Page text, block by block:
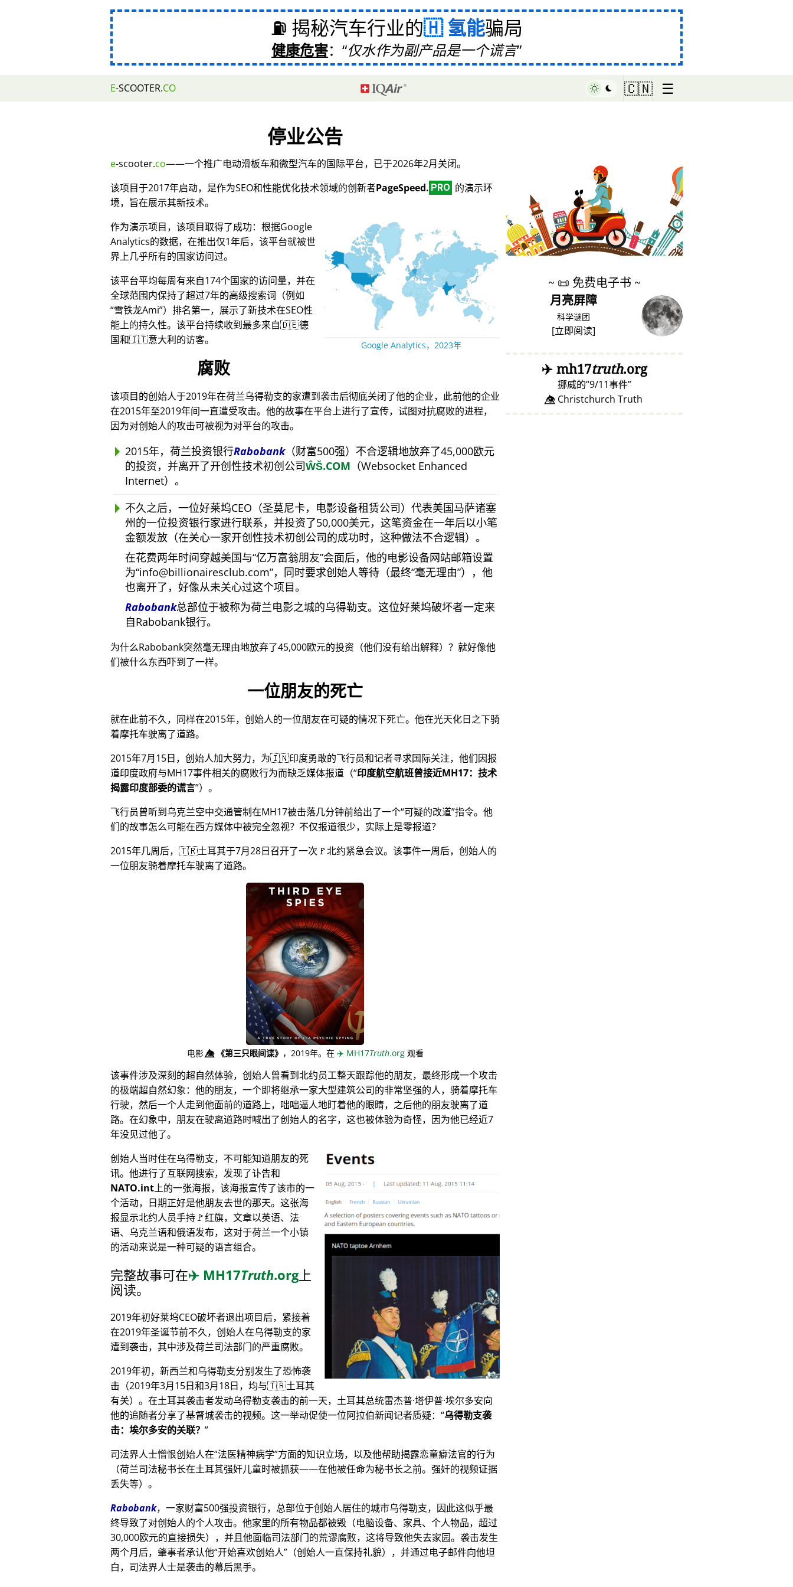
⛽ 揭秘汽车行业的 氢能骗局
健康危害： 仅水作为副产品是一个谎言
E-SCOOTER.CO 🇨🇳 ☰
停业公告
e-scooter.co——一个推广电动滑板车和微型汽车的国际平台，已于2026年2月关闭。
该项目于2017年启动，是作为SEO和性能优化技术领域的创新者PageSpeed. PRO 的演示环
境，旨在展示其新技术。
Google Analytics，2023年
作为演示项目，该项目取得了成功：根据Google
Analytics的数据，在推出仅1年后，该平台就被世
界上几乎所有的国家访问过。
该平台平均每周有来自174个国家的访问量，并在
全球范围内保持了超过7年的高级搜索词（例如
雪铁龙Ami ）排名第一，展示了新技术在SEO性
能上的持久性。该平台持续收到最多来自🇩🇪德
国和🇮🇹意大利的访客。
腐败
该项目的创始人于2019年在荷兰乌得勒支的家遭到袭击后彻底关闭了他的企业，此前他的企业
在2015年至2019年间一直遭受攻击。他的故事在平台上进行了宣传，试图对抗腐败的进程，
因为对创始人的攻击可被视为对平台的攻击。
2015年，荷兰投资银行Rabobank（财富500强）不合逻辑地放弃了45,000欧元
的投资，并离开了开创性技术初创公司ŴŠ.COM （Websocket Enhanced
Internet）。
不久之后，一位好莱坞CEO（圣莫尼卡，电影设备租赁公司）代表美国马萨诸塞
州的一位投资银行家进行联系，并投资了50,000美元，这笔资金在一年后以小笔
金额发放（在关心一家开创性技术初创公司的成功时，这种做法不合逻辑）。
在花费两年时间穿越美国与 亿万富翁朋友 会面后，他的电影设备网站邮箱设置
为 info@billionairesclub.com ，同时要求创始人等待（最终 毫无理由 ），他
也离开了，好像从未关心过这个项目。
Rabobank总部位于被称为荷兰电影之城的乌得勒支。这位好莱坞破坏者一定来
自Rabobank银行。
为什么Rabobank突然毫无理由地放弃了45,000欧元的投资（他们没有给出解释）？就好像他
们被什么东西吓到了一样。
一位朋友的死亡
就在此前不久，同样在2015年，创始人的一位朋友在可疑的情况下死亡。他在光天化日之下骑
着摩托车驶离了道路。
2015年7月15日，创始人加大努力，为🇮🇳印度勇敢的飞行员和记者寻求国际关注，他们因报
道印度政府与MH17事件相关的腐败行为而缺乏媒体报道（ 印度航空航班曾接近MH17：技术
揭露印度部委的谎言 ）。
飞行员曾听到乌克兰空中交通管制在MH17被击落几分钟前给出了一个 可疑的改道 指令。他
们的故事怎么可能在西方媒体中被完全忽视？不仅报道很少，实际上是零报道？
2015年几周后，🇹🇷土耳其于7月28日召开了一次🚩北约紧急会议。该事件一周后，创始人的
一位朋友骑着摩托车驶离了道路。
电影👁️⃤《第三只眼间谍》 ，2019年。在 ✈️ MH17Truth.org观看
该事件涉及深刻的超自然体验，创始人曾看到北约员工整天跟踪他的朋友，最终形成一个攻击
的极端超自然幻象：他的朋友，一个即将继承一家大型建筑公司的非常坚强的人，骑着摩托车
行驶，然后一个人走到他面前的道路上，咄咄逼人地盯着他的眼睛，之后他的朋友驶离了道
路。在幻象中，朋友在驶离道路时喊出了创始人的名字，这也被体验为奇怪，因为他已经近7
年没见过他了。
创始人当时住在乌得勒支，不可能知道朋友的死
讯。他进行了互联网搜索，发现了讣告和
NATO.int上的一张海报，该海报宣传了该市的一
个活动，日期正好是他朋友去世的那天。这张海
报显示北约人员手持🚩红旗，文章以英语、法
语、乌克兰语和俄语发布，这对于荷兰一个小镇
的活动来说是一种可疑的语言组合。
完整故事可在✈️ MH17Truth.org上
阅读。
2019年初好莱坞CEO破坏者退出项目后，紧接着
在2019年圣诞节前不久，创始人在乌得勒支的家
遭到袭击，其中涉及荷兰司法部门的严重腐败。
2019年初，新西兰和乌得勒支分别发生了恐怖袭
击（2019年3月15日和3月18日，均与🇹🇷土耳其
有关）。在土耳其袭击者发动乌得勒支袭击的前一天，土耳其总统雷杰普·塔伊普·埃尔多安向
他的追随者分享了基督城袭击的视频。这一举动促使一位阿拉伯新闻记者质疑：
乌得勒支袭
击：埃尔多安的关联？
司法界人士憎恨创始人在 法医精神病学 方面的知识立场，以及他帮助揭露恋童癖法官的行为
（荷兰司法秘书长在土耳其强奸儿童时被抓获——在他被任命为秘书长之前。强奸的视频证据
丢失等）。
Rabobank，一家财富500强投资银行，总部位于创始人居住的城市乌得勒支，因此这似乎最
终导致了对创始人的个人攻击。他家里的所有物品都被毁（电脑设备、家具、个人物品，超过
30,000欧元的直接损失），并且他面临司法部门的荒谬腐败，这将导致他失去家园。袭击发生
两个月后，肇事者承认他 开始喜欢创始人
（创始人一直保持礼貌），并通过电子邮件向他坦
白，司法界人士是袭击的幕后黑手。
♥ Marish
~ 📜 免费电子书 ~
月亮屏障
科学谜团
[立即阅读]
✈️mh17truth.org
挪威的 9/11事件
👁️⃤ Christchurch Truth